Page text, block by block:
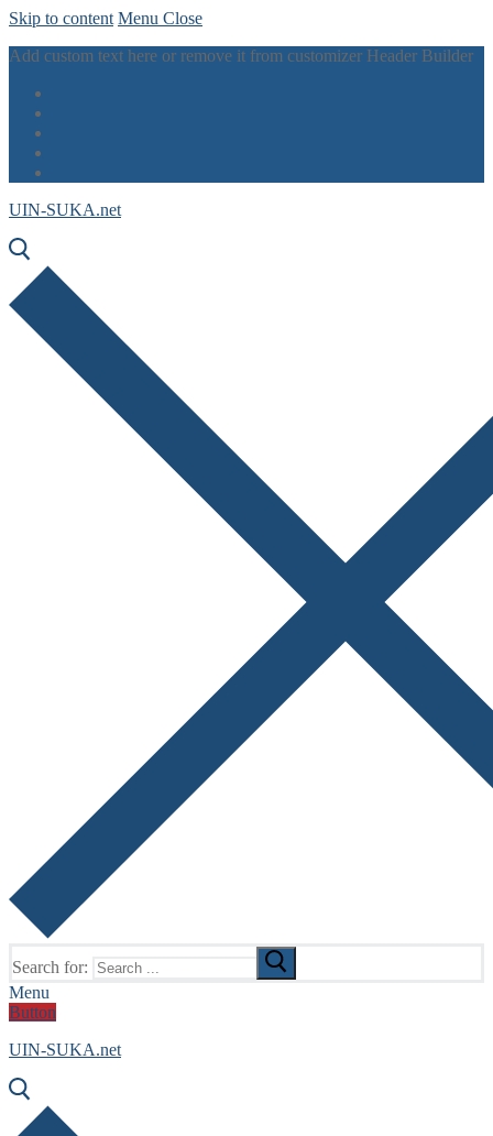
Skip to content Menu Close
Add custom text here or remove it from customizer Header Builder
UIN-SUKA.net
Search for:
Menu
Button
UIN-SUKA.net